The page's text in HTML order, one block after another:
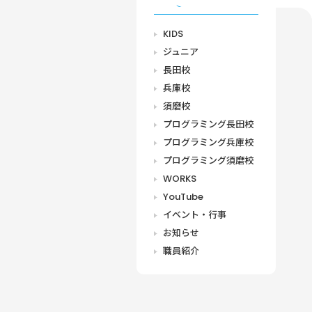
KIDS
ジュニア
長田校
兵庫校
須磨校
プログラミング長田校
プログラミング兵庫校
プログラミング須磨校
WORKS
YouTube
イベント・行事
お知らせ
職員紹介